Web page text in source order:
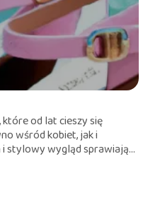
od lat cieszy się
wśród kobiet, jak i
stylowy wygląd sprawiają...